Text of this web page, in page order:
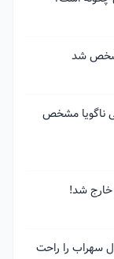
شد
ناگویا مشخص
خارج شد!
سهراب را راحت